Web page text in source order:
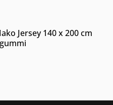
Jersey 140 x 200 cm